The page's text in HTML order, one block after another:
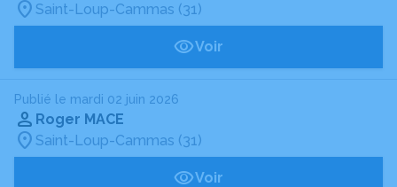
Saint-Loup-Cammas (31)
Voir
Publié le mardi 02 juin 2026
Roger MACE
Saint-Loup-Cammas (31)
Voir